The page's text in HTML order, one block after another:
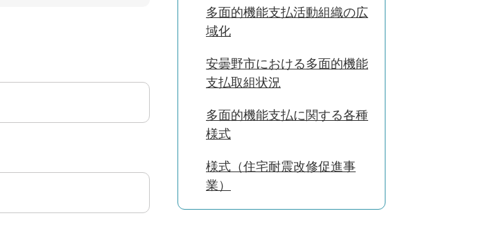
多面的機能支払活動組織の広
域化
安曇野市における多面的機能
支払取組状況
多面的機能支払に関する各種
様式
様式（住宅耐震改修促進事
業）